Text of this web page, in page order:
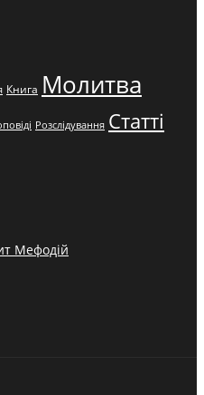
Книга Молитва
Розслідування Статті
Мефодій